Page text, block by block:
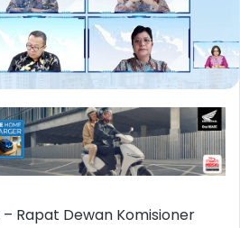
– Rapat Dewan Komisioner